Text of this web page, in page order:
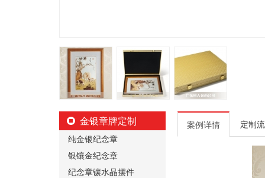
金银章牌定制
纯金银纪念章
银镶金纪念章
纪念章镶水晶摆件
案例详情 定制